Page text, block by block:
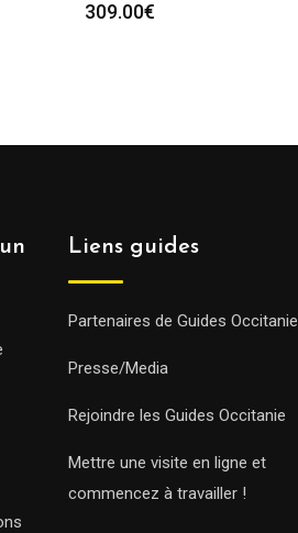
309.00€
Liens guides
Partenaires de Guides Occitanie
Presse/Media
Rejoindre les Guides Occitanie
Mettre une visite en ligne et
commencez à travailler !